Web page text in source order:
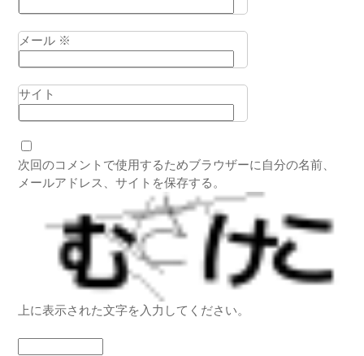
メール ※
サイト
次回のコメントで使用するためブラウザーに自分の名前、
メールアドレス、サイトを保存する。
上に表示された文字を入力してください。